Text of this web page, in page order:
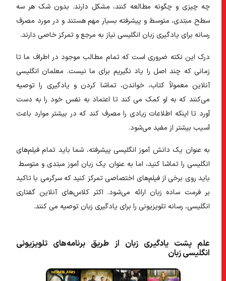
چه چیزی و چگونه مطالعه کنند، مشکل دارند. بدون شک هر سه
سطح مبتدی، متوسط ​​و پیشرفته بسیار مهم هستند و در مورد مصرف
رسانه برای یادگیری زبان انگلیسی نیاز به مرجع و تمرکز خاصی دارند.
درک این نکته ضروری است که تمام مطالب موجود در اطراف ما تا
زمانی که چند اصل را یاد نگیریم برای ما نیست. معلمان انگلیسی
آنلاین معمولاً کتاب، خواندن، تماشا کردن و یادگیری را توصیه
می‌کنند که به او کمک می کند تا اعتماد به نفس خود را به دست
آورد تا اینکه اطلاعات زیادی را مصرف کند که در بیشتر موارد باعث
آسیب بیشتر از مفید می‌شود.
به عنوان یک دانش آموز انگلیسی پیشرفته، شما باید تمام فیلم‌های
انگلیسی را تماشا کنید، اما به عنوان یک زبان آموز مبتدی و متوسط ​​
باید روی برخی از فیلم‌های اختصاصی تمرکز کنید که سرگرمی با تاکید
بر فرمت ساده زبان ارائه می‌شود. اکثر کلاس‌های آنلاین گفتاری
انگلیسی، رسانه تلویزیونی را برای یادگیری زبان توصیه می کنند.
علم پشت یادگیری زبان از طریق برنامه‌های تلویزیونی
انگلیسی زبان